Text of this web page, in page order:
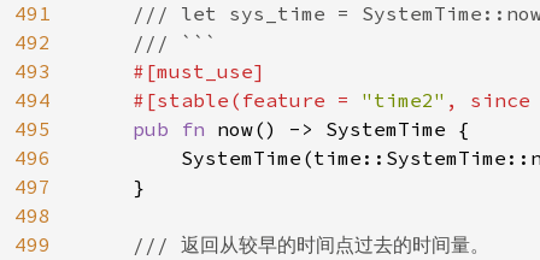
491
492
493
494
495
496
497
498
499
/// let sys_time =
    /// ```
#[must_use]
    #[stable(feature =
"time2" ,
pub fn now() -> SystemTime {
    }
/// 返回从较早的时间点过去的时间量。